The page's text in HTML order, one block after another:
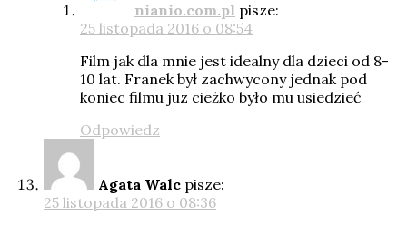
nianio.com.pl pisze:
25 listopada 2016 o 08:54
Film jak dla mnie jest idealny dla dzieci od 8-
10 lat. Franek był zachwycony jednak pod
koniec filmu juz cieżko było mu usiedzieć
Odpowiedz
Agata Walc pisze:
25 listopada 2016 o 08:36